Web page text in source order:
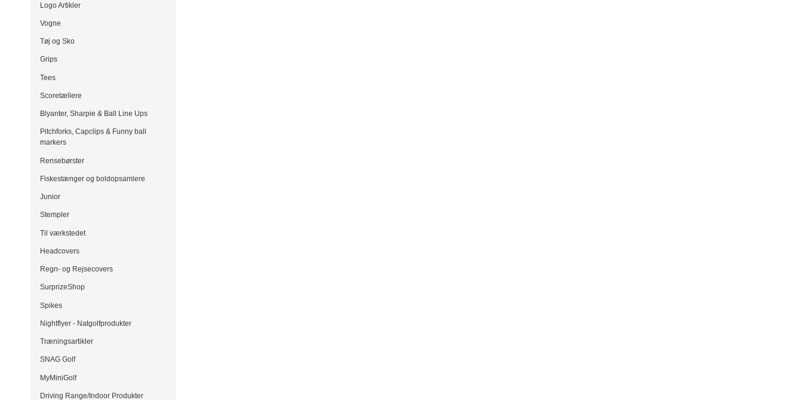
Logo Artikler
Vogne
Tøj og Sko
Grips
Tees
Scoretællere
Blyanter, Sharpie & Ball Line Ups
Pitchforks, Capclips & Funny ball
markers
Rensebørster
Fiskestænger og boldopsamlere
Junior
Stempler
Til værkstedet
Headcovers
Regn- og Rejsecovers
SurprizeShop
Spikes
Nightflyer - Natgolfprodukter
Træningsartikler
SNAG Golf
MyMiniGolf
Driving Range/Indoor Produkter